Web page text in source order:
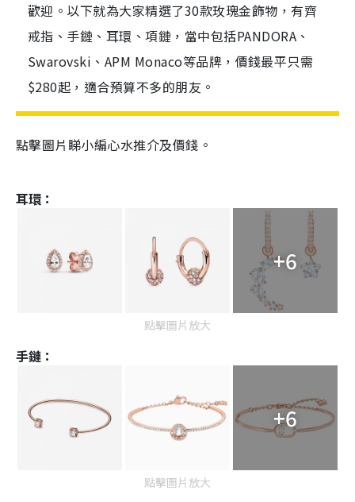
歡迎。以下就為大家精選了30款玫瑰金飾物，有齊
戒指、手鏈、耳環、項鏈，當中包括PANDORA、
Swarovski、APM Monaco等品牌，價錢最平只需
$280起，適合預算不多的朋友。
點擊圖片睇小編心水推介及價錢。
耳環：
+6
點擊圖片放大
手鏈：
+6
點擊圖片放大